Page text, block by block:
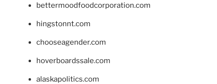
bettermoodfoodcorporation.com
hingstonnt.com
chooseagender.com
hoverboardssale.com
alaskapolitics.com